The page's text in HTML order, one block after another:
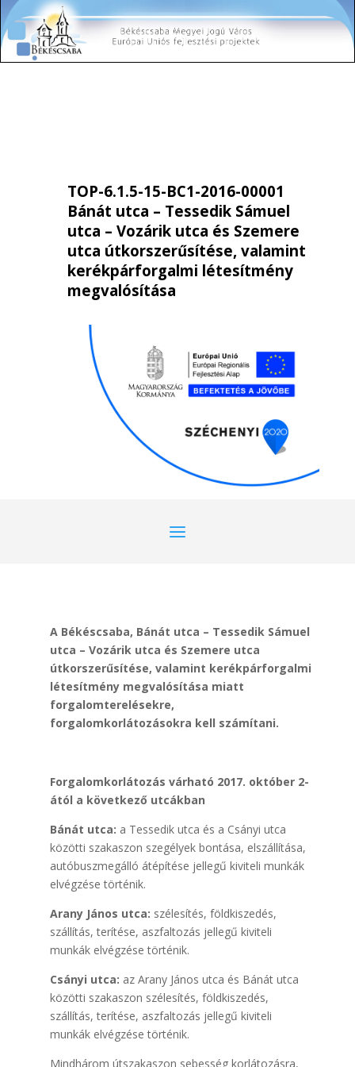
TOP-6.1.5-15-BC1-2016-00001
Bánát utca – Tessedik Sámuel
utca – Vozárik utca és Szemere
utca útkorszerűsítése, valamint
kerékpárforgalmi létesítmény
megvalósítása
A Békéscsaba, Bánát utca – Tessedik Sámuel
utca – Vozárik utca és Szemere utca
útkorszerűsítése, valamint kerékpárforgalmi
létesítmény megvalósítása miatt
forgalomterelésekre,
forgalomkorlátozásokra kell számítani.
Forgalomkorlátozás várható 2017. október 2-
ától a következő utcákban
Bánát utca: a Tessedik utca és a Csányi utca
közötti szakaszon szegélyek bontása, elszállítása,
autóbuszmegálló átépítése jellegű kiviteli munkák
elvégzése történik.
Arany János utca: szélesítés, földkiszedés,
szállítás, terítése, aszfaltozás jellegű kiviteli
munkák elvégzése történik.
Csányi utca: az Arany János utca és Bánát utca
közötti szakaszon szélesítés, földkiszedés,
szállítás, terítése, aszfaltozás jellegű kiviteli
munkák elvégzése történik.
Mindhárom útszakaszon sebesség korlátozásra,